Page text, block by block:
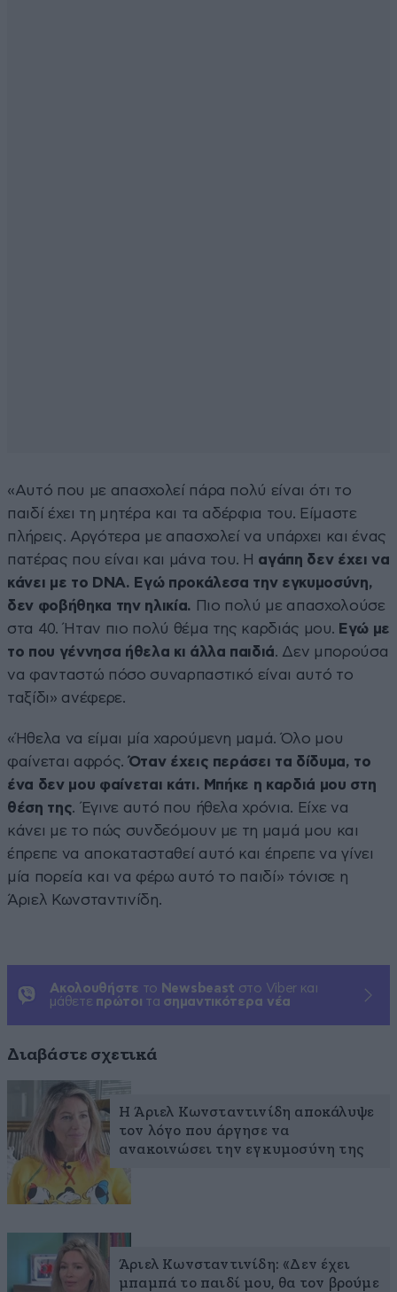
«Αυτό που με απασχολεί πάρα πολύ είναι ότι το
παιδί έχει τη μητέρα και τα αδέρφια του. Είμαστε
πλήρεις. Αργότερα με απασχολεί να υπάρχει και ένας
πατέρας που είναι και μάνα του. Η αγάπη δεν έχει να
κάνει με το DNA. Εγώ προκάλεσα την εγκυμοσύνη,
δεν φοβήθηκα την ηλικία. Πιο πολύ με απασχολούσε
στα 40. Ήταν πιο πολύ θέμα της καρδιάς μου. Εγώ με
το που γέννησα ήθελα κι άλλα παιδιά. Δεν μπορούσα
να φανταστώ πόσο συναρπαστικό είναι αυτό το
ταξίδι» ανέφερε.
«Ήθελα να είμαι μία χαρούμενη μαμά. Όλο μου
φαίνεται αφρός.Όταν έχεις περάσει τα δίδυμα, το
ένα δεν μου φαίνεται κάτι. Μπήκε η καρδιά μου στη
θέση της. Έγινε αυτό που ήθελα χρόνια. Είχε να
κάνει με το πώς συνδεόμουν με τη μαμά μου και
έπρεπε να αποκατασταθεί αυτό και έπρεπε να γίνει
μία πορεία και να φέρω αυτό το παιδί» τόνισε η
Άριελ Κωνσταντινίδη.
Ακολουθήστε το Newsbeast στο Viber και
μάθετε πρώτοι τα σημαντικότερα νέα
Διαβάστε σχετικά
Η Άριελ Κωνσταντινίδη αποκάλυψε
τον λόγο που άργησε να
ανακοινώσει την εγκυμοσύνη της
Άριελ Κωνσταντινίδη: «Δεν έχει
μπαμπά το παιδί μου, θα τον βρούμε